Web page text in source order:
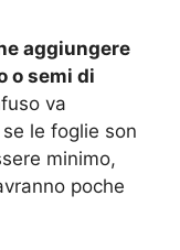
aggiungere
o semi di
va
le foglie son
minimo,
poche